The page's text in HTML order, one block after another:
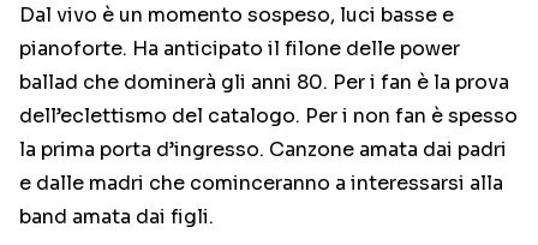
Dal vivo è un momento sospeso, luci basse e
pianoforte. Ha anticipato il filone delle power
ballad che dominerà gli anni 80. Per i fan è la prova
dell’eclettismo del catalogo. Per i non fan è spesso
la prima porta d’ingresso. Canzone amata dai padri
e dalle madri che cominceranno a interessarsi alla
band amata dai figli.